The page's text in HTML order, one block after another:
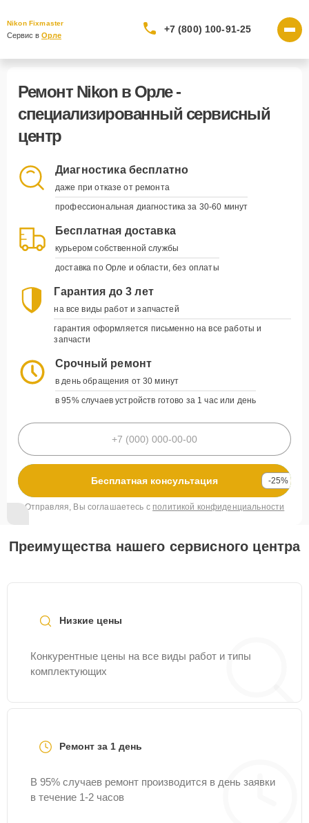
Nikon Fixmaster
Сервис в Орле
+7 (800) 100-91-25
Ремонт Nikon в Орле -
специализированный сервисный
центр
Диагностика бесплатно
даже при отказе от ремонта
профессиональная диагностика за 30-60 минут
Бесплатная доставка
курьером собственной службы
доставка по Орле и области, без оплаты
Гарантия до 3 лет
на все виды работ и запчастей
гарантия оформляется письменно на все работы и
запчасти
Срочный ремонт
в день обращения от 30 минут
в 95% случаев устройств готово за 1 час или день
Бесплатная консультация -25%
Отправляя, Вы соглашаетесь с политикой конфиденциальности
Преимущества нашего сервисного центра
Низкие цены
Конкурентные цены на все виды работ и типы
комплектующих
Ремонт за 1 день
В 95% случаев ремонт производится в день заявки
в течение 1-2 часов